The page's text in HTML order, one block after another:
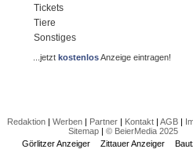
Tickets
Tiere
Sonstiges
...jetztkostenlosAnzeige eintragen!
Redaktion| Werben| Partner| Kontakt| AGB|
Sitemap| © BeierMedia 2025
Görlitzer Anzeiger
Zittauer Anzeiger